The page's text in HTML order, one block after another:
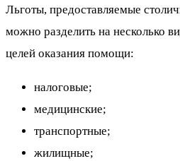
Льготы, предоставляемые
можно разделить на несколько
целей оказания помощи:
налоговые;
медицинские;
транспортные;
жилищные;